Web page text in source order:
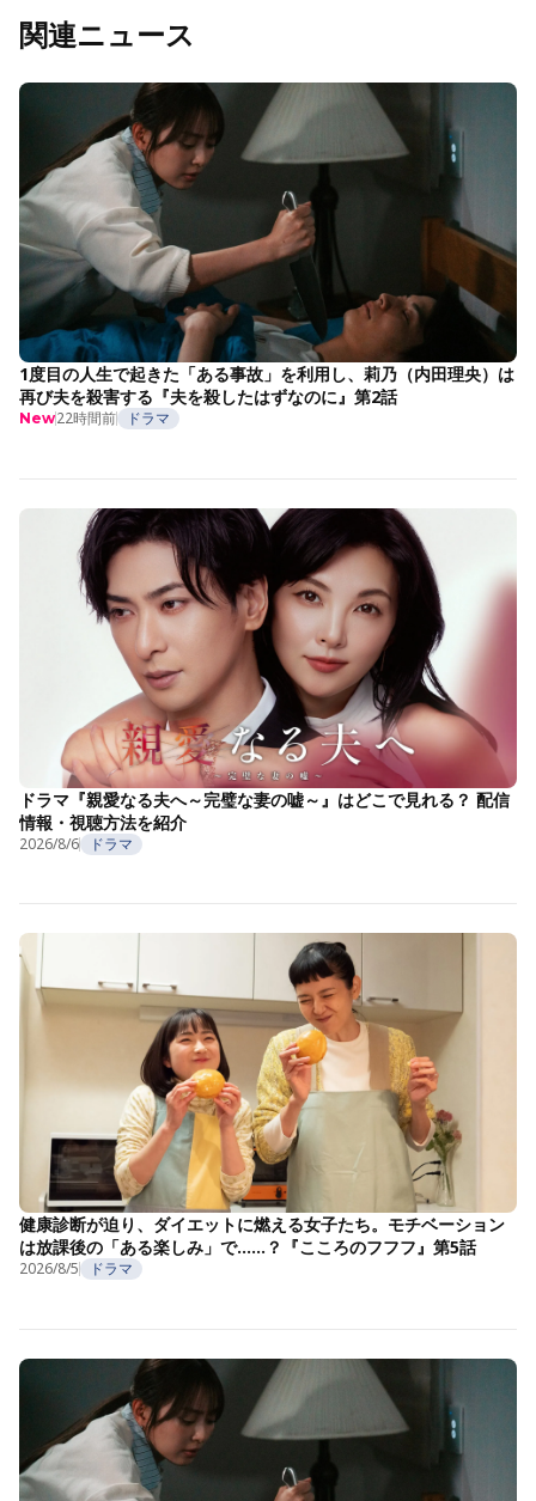
関連ニュース
1度目の人生で起きた「ある事故」を利用し、莉乃（内田理央）は
再び夫を殺害する『夫を殺したはずなのに』第2話
New22時間前 ドラマ
ドラマ『親愛なる夫へ～完璧な妻の嘘～』はどこで見れる？ 配信
情報・視聴方法を紹介
2026/8/6 ドラマ
健康診断が迫り、ダイエットに燃える女子たち。モチベーション
は放課後の「ある楽しみ」で……？『こころのフフフ』第5話
2026/8/5 ドラマ